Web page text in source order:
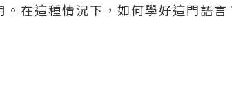
在這種情況下，如何學好這門語